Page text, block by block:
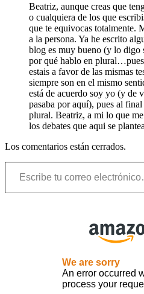
Beatriz, aunque creas que
o cualquiera de los que
que te equivocas totalmente.
a la persona. Ya he escrito
blog es muy bueno (y lo
por qué hablo en
estais a favor de las mismas
siempre son en el mismo
está de acuerdo soy yo (y de
pasaba por aquí), pues al
plural. Beatriz, a mi lo que
los debates que aqui se
Los comentarios están cerrados.
Escribe tu correo electrónico…